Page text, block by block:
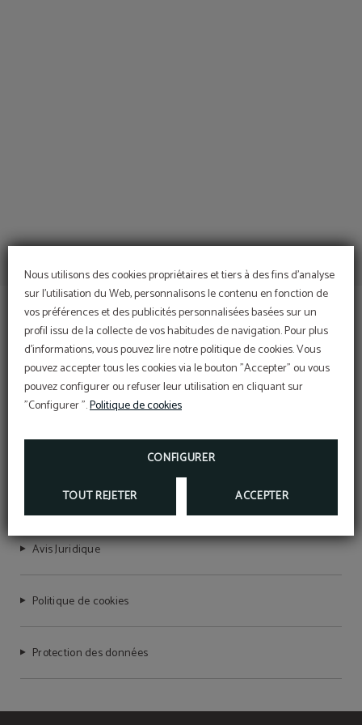
Nous utilisons des cookies propriétaires et tiers à des fins d'analyse
sur l'utilisation du Web, personnalisons le contenu en fonction de
vos préférences et des publicités personnalisées basées sur un
profil issu de la collecte de vos habitudes de navigation. Pour plus
d'informations, vous pouvez lire notre politique de cookies. Vous
pouvez accepter tous les cookies via le bouton "Accepter" ou vous
pouvez configurer ou refuser leur utilisation en cliquant sur
"Configurer ".Politique de cookies
CONFIGURER
TOUT REJETER ACCEPTER
HOTEL DEL PRADO
Numéro d’enregistrement NIRTC: HG-000076
Avis Juridique
Politique de cookies
Protection des données